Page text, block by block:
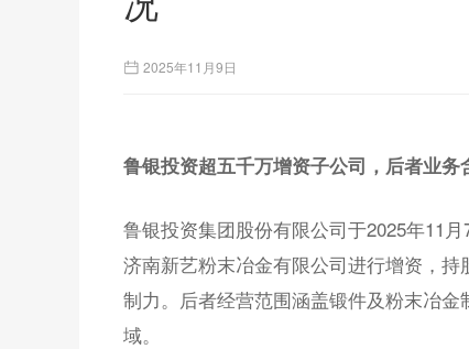
2025年11月9日
鲁银投资超五千万增资子公司，后者业务
鲁银投资集团股份有限公司于2025年11
济南新艺粉末冶金有限公司进行增资，
制力。后者经营范围涵盖锻件及粉末冶金
域。